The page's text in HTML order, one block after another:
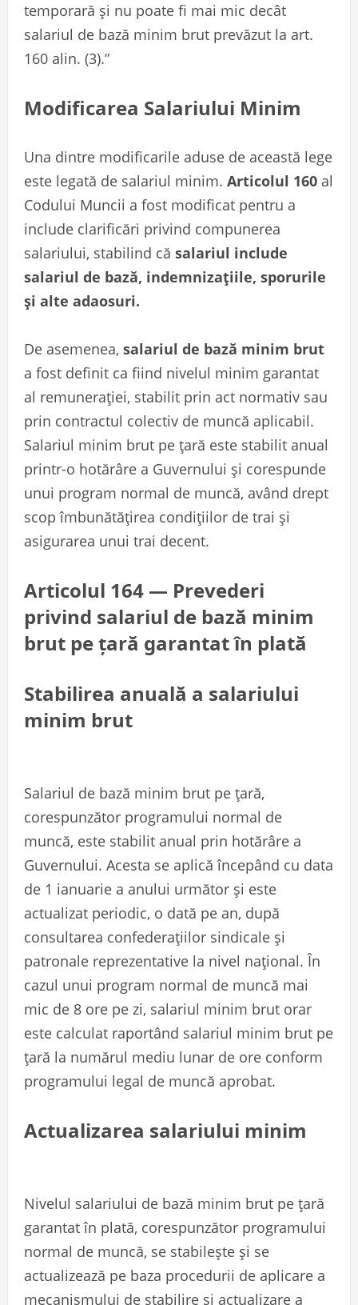
temporară și nu poate fi mai mic decât
salariul de bază minim brut prevăzut la art.
160 alin. (3).”
Modificarea Salariului Minim
Una dintre modificarile aduse de această lege
este legată de salariul minim. Articolul 160 al
Codului Muncii a fost modificat pentru a
include clarificări privind compunerea
salariului, stabilind că salariul include
salariul de bază, indemnizațiile, sporurile
și alte adaosuri.
De asemenea, salariul de bază minim brut
a fost definit ca fiind nivelul minim garantat
al remunerației, stabilit prin act normativ sau
prin contractul colectiv de muncă aplicabil.
Salariul minim brut pe țară este stabilit anual
printr-o hotărâre a Guvernului și corespunde
unui program normal de muncă, având drept
scop îmbunătățirea condițiilor de trai și
asigurarea unui trai decent.
Articolul 164 — Prevederi
privind salariul de bază minim
brut pe țară garantat în plată
Stabilirea anuală a salariului
minim brut
Salariul de bază minim brut pe țară,
corespunzător programului normal de
muncă, este stabilit anual prin hotărâre a
Guvernului. Acesta se aplică începând cu data
de 1 ianuarie a anului următor și este
actualizat periodic, o dată pe an, după
consultarea confederațiilor sindicale și
patronale reprezentative la nivel național. În
cazul unui program normal de muncă mai
mic de 8 ore pe zi, salariul minim brut orar
este calculat raportând salariul minim brut pe
țară la numărul mediu lunar de ore conform
programului legal de muncă aprobat.
Actualizarea salariului minim
Nivelul salariului de bază minim brut pe țară
garantat în plată, corespunzător programului
normal de muncă, se stabilește și se
actualizează pe baza procedurii de aplicare a
mecanismului de stabilire și actualizare a